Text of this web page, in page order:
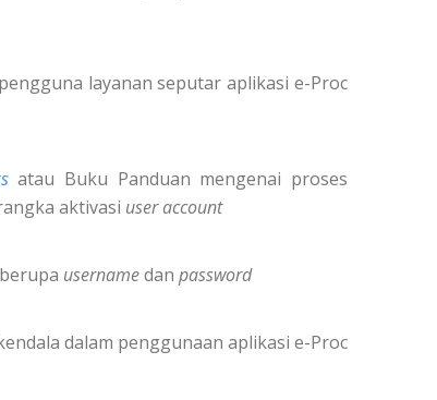
layanan seputar aplikasi e-Proc
atau Buku Panduan mengenai proses
aktivasi user account
usernamedan password
dalam penggunaan aplikasi e-Proc